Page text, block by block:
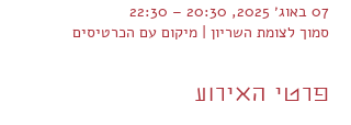
07 באוג׳ 2025, 20:30 – 22:30
סמוך לצומת השריון | מיקום עם הכרטיסים
פרטי האירוע